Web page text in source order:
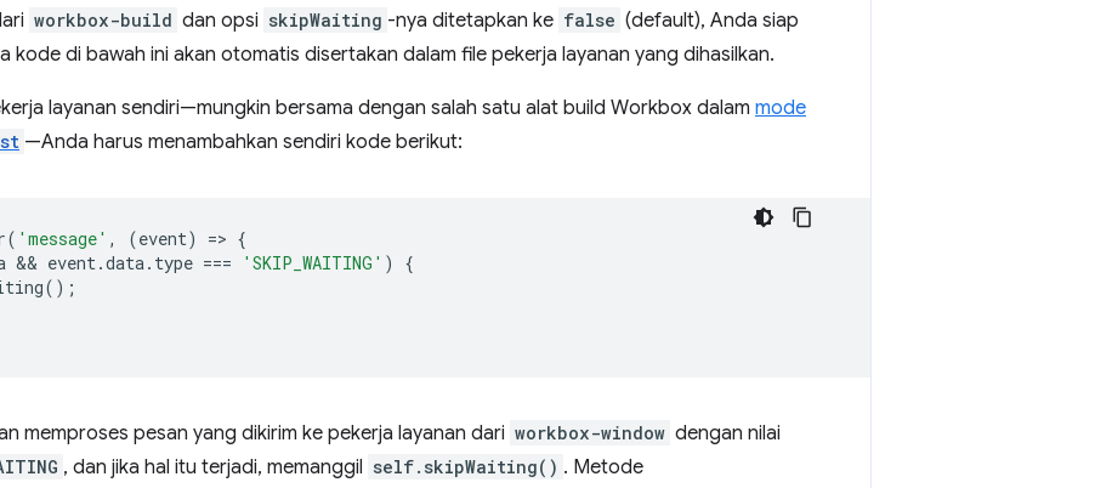
workbox-build dan opsi skipWaiting -nya ditetapkan ke false (default), Anda siap
kode di bawah ini akan otomatis disertakan dalam file pekerja layanan yang dihasilkan.
layanan sendiri—mungkin bersama dengan salah satu alat build Workbox dalam mode
—Anda harus menambahkan sendiri kode berikut:
( 'message' , (event) => {
&& event.data. type === 'SKIP_WAITING' )
{
();
memproses pesan yang dikirim ke pekerja layanan dari workbox-window dengan nilai
, dan jika hal itu terjadi, memanggil self.skipWaiting() . Metode